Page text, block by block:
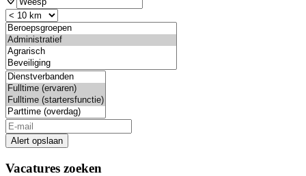
Alert opslaan
Vacatures zoeken